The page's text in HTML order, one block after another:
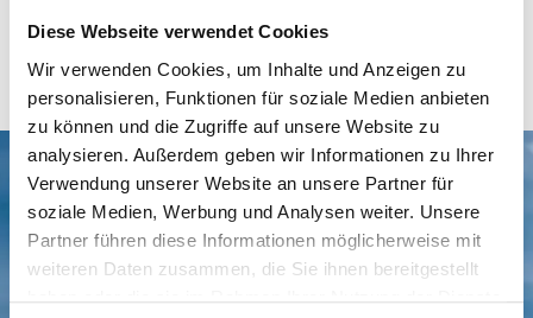
Diese Webseite verwendet Cookies
Wir verwenden Cookies, um Inhalte und Anzeigen zu
personalisieren, Funktionen für soziale Medien anbieten
zu können und die Zugriffe auf unsere Website zu
analysieren. Außerdem geben wir Informationen zu Ihrer
Verwendung unserer Website an unsere Partner für
soziale Medien, Werbung und Analysen weiter. Unsere
Partner führen diese Informationen möglicherweise mit
weiteren Daten zusammen, die Sie ihnen bereitgestellt
haben oder die sie im Rahmen Ihrer Nutzung der Dienste
werden – beachten Sie die Anweisungen des Herstellers.